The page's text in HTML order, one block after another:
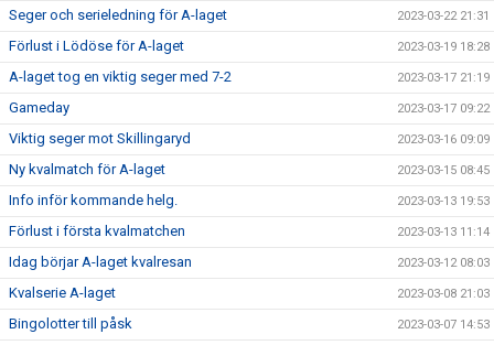
Seger och serieledning för A-laget 2023-03-22 21:31
Förlust i Lödöse för A-laget 2023-03-19 18:28
A-laget tog en viktig seger med 7-2 2023-03-17 21:19
Gameday 2023-03-17 09:22
Viktig seger mot Skillingaryd 2023-03-16 09:09
Ny kvalmatch för A-laget 2023-03-15 08:45
Info inför kommande helg. 2023-03-13 19:53
Förlust i första kvalmatchen 2023-03-13 11:14
Idag börjar A-laget kvalresan 2023-03-12 08:03
Kvalserie A-laget 2023-03-08 21:03
Bingolotter till påsk 2023-03-07 14:53